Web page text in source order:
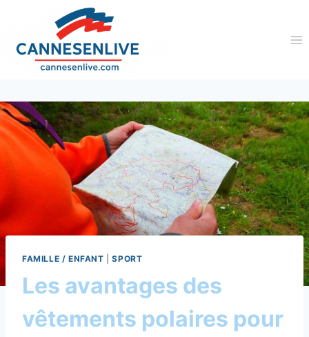
contenu
FAMILLE / ENFANT |SPORT
Les avantages des
vêtements polaires pour